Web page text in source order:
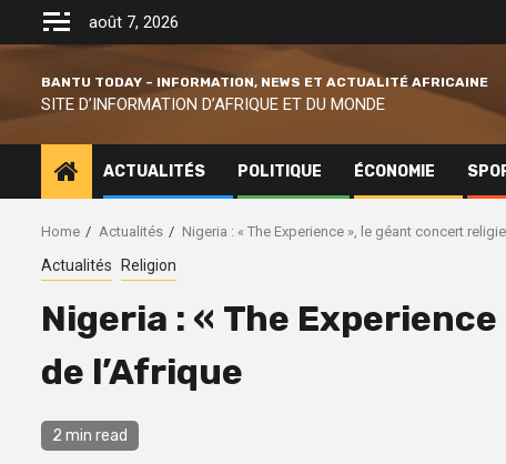
août 7, 2026
BANTU TODAY – INFORMATION, NEWS ET ACTUALITÉ AFRICAINE
SITE D’INFORMATION D’AFRIQUE ET DU MONDE
ACTUALITÉS POLITIQUE ÉCONOMIE
Home Actualités Nigeria : « The Experience », le géant concert
Actualités Religion
Nigeria : « The
de l’Afrique
2 min read